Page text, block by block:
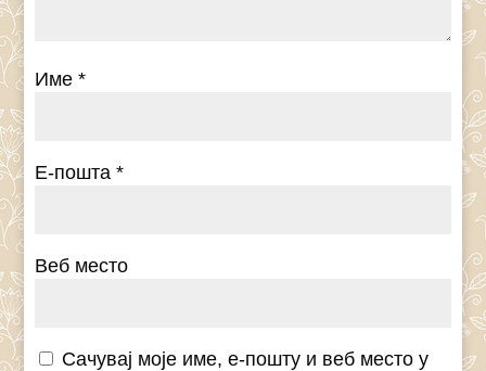
Име*
Е-пошта*
Веб место
Сачувај моје име, е-пошту и веб место у